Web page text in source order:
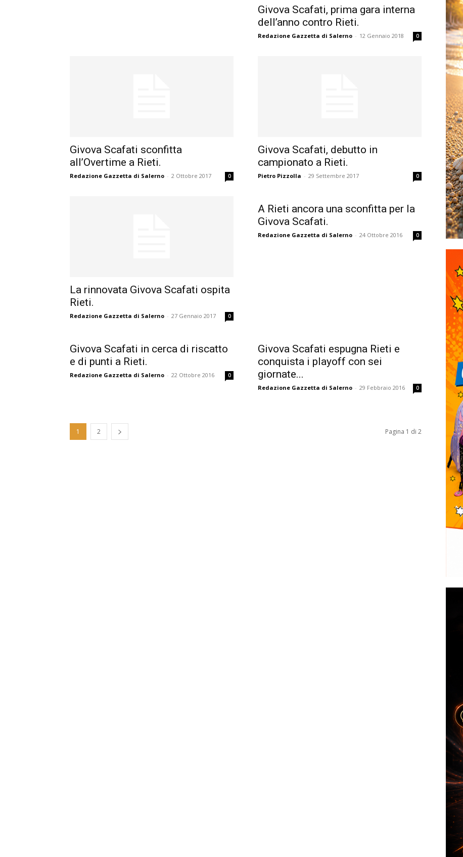
Givova Scafati, prima gara interna
dell’anno contro Rieti.
Redazione Gazzetta di Salerno - 12 Gennaio 2018 0
Givova Scafati sconfitta
all’Overtime a Rieti.
Redazione Gazzetta di Salerno - 2 Ottobre 2017 0
Givova Scafati, debutto in
campionato a Rieti.
Pietro Pizzolla - 29 Settembre 2017 0
La rinnovata Givova Scafati ospita
Rieti.
Redazione Gazzetta di Salerno - 27 Gennaio 2017 0
A Rieti ancora una sconfitta per la
Givova Scafati.
Redazione Gazzetta di Salerno - 24 Ottobre 2016 0
Givova Scafati in cerca di riscatto
e di punti a Rieti.
Redazione Gazzetta di Salerno - 22 Ottobre 2016 0
Givova Scafati espugna Rieti e
conquista i playoff con sei
giornate...
Redazione Gazzetta di Salerno - 29 Febbraio 2016 0
1 2 Pagina 1 di 2